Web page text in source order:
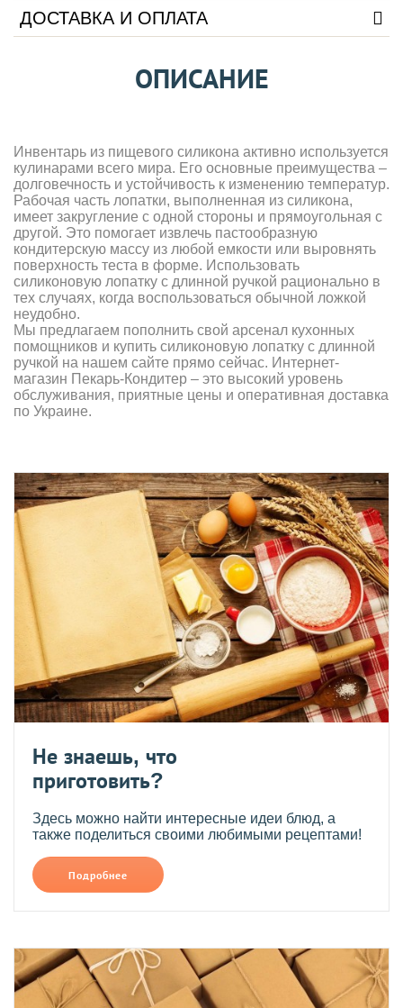
ДОСТАВКА И ОПЛАТА
ОПИСАНИЕ
Инвентарь из пищевого силикона активно используется
кулинарами всего мира. Его основные преимущества –
долговечность и устойчивость к изменению температур.
Рабочая часть лопатки, выполненная из силикона,
имеет закругление с одной стороны и прямоугольная с
другой. Это помогает извлечь пастообразную
кондитерскую массу из любой емкости или выровнять
поверхность теста в форме. Использовать
силиконовую лопатку с длинной ручкой рационально в
тех случаях, когда воспользоваться обычной ложкой
неудобно.
Мы предлагаем пополнить свой арсенал кухонных
помощников и купить силиконовую лопатку с длинной
ручкой на нашем сайте прямо сейчас. Интернет-
магазин Пекарь-Кондитер – это высокий уровень
обслуживания, приятные цены и оперативная доставка
по Украине.
Не знаешь, что
приготовить?
Здесь можно найти интересные идеи блюд, а
также поделиться своими любимыми рецептами!
Подробнее